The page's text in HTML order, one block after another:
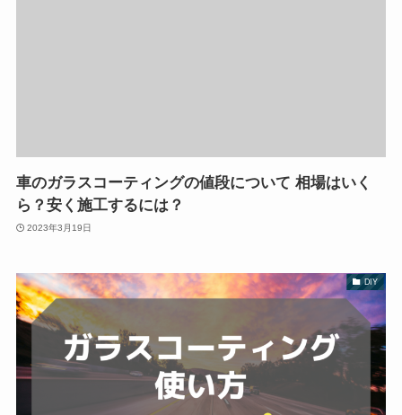
車のガラスコーティングの値段について 相場はいく
ら？安く施工するには？
2023年3月19日
DIY